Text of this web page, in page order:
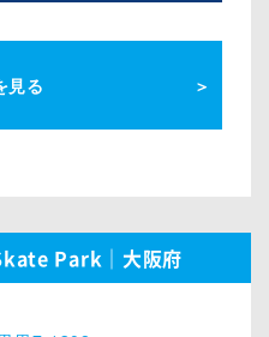
見る
Park｜大阪府